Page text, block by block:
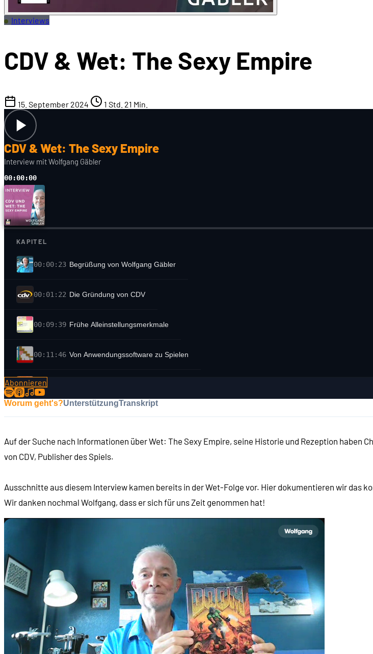
Interviews
CDV & Wet: The Sexy Empire
15. September 2024 1 Std. 21 Min.
CDV & Wet: The Sexy Empire
Interview mit Wolfgang Gäbler
00:00:00
KAPITEL
00:00:23 Begrüßung von Wolfgang Gäbler
00:01:22 Die Gründung von CDV
00:09:39 Frühe Alleinstellungsmerkmale
00:11:46 Von Anwendungssoftware zu Spielen
00:18:24
00:27:11 Risiko 3D-Shooter in Deutschland
00:34:43 Wandel hin zum Spiele-Publisher
Finanzierung und Zusammenarbeit Entwicklerteams
00:45:39 Wie war das mit der Qualitätssicherung?
00:49:50 Die Wet-Verpackung
Abonnieren
Worum geht's?UnterstützungTranskript
Auf der Suche nach Informationen über Wet: The Sexy Empire, seine Historie und Rezeption haben
von CDV, Publisher des Spiels.
Ausschnitte aus diesem Interview kamen bereits in der Wet-Folge vor. Hier dokumentieren wir
Wir danken nochmal Wolfgang, dass er sich für uns Zeit genommen hat!